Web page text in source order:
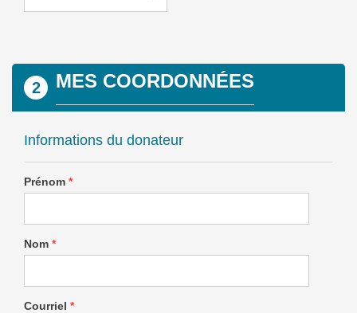
2 MES COORDONNÉES
Informations du donateur
Prénom *
Nom *
Courriel *